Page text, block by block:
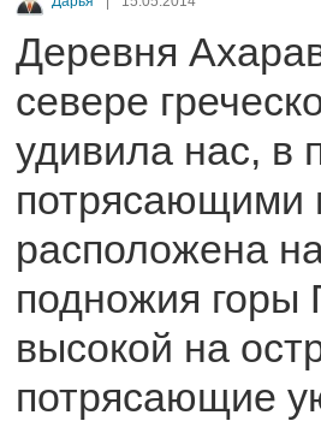
Деревня
севере
удивила нас, в
потрясающими
расположена
подножия горы
высокой на
потрясающие